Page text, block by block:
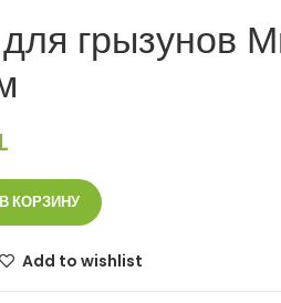
грызунов
В КОРЗИНУ
Add to wishlist